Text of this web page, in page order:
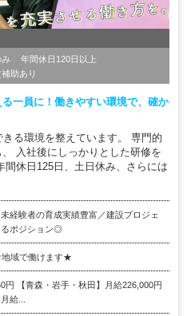
み
年間休日120日以上
助あり
一員に！働きやすい環境で、確か
る環境を整えています。 専門的
入社後にしっかりとした研修を
休日125日、土日休み、さらには
未経験者の育成実績豊富／建設プロジェ
るポジション◎
域で働けます★
円 【青森・岩手・秋田】月給226,000円
給...